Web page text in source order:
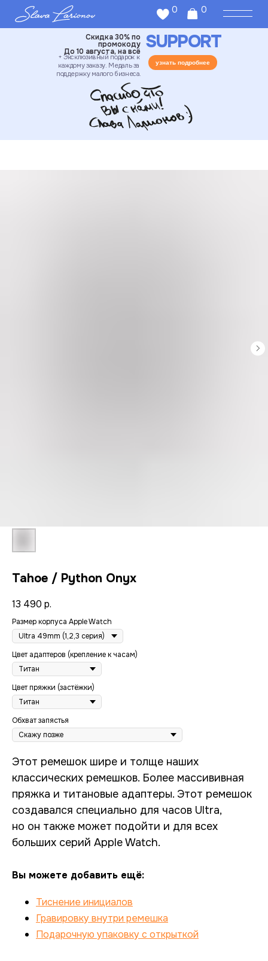
0
+ Эксклюзивный подарок к
каждому заказу. Медаль за
поддержку малого бизнеса.
Скидка 30% по
промокоду
До 10 августа, на всё
узнать подробнее
SUPPORT
Tahoe / Python Onyx
13 490 р.
Размер корпуса Apple Watch
Цвет адаптеров (крепление к часам)
Цвет пряжки (застёжки)
Обхват запястья
Этот ремешок шире и толще наших
классических ремешков. Более массививная
пряжка и титановые адаптеры. Этот ремешок
создавался специально для часов Ultra,
но он также может подойти и для всех
больших серий Apple Watch.
Вы можете добавить ещё:
Тиснение инициалов
Гравировку внутри ремешка
Подарочную упаковку с открыткой